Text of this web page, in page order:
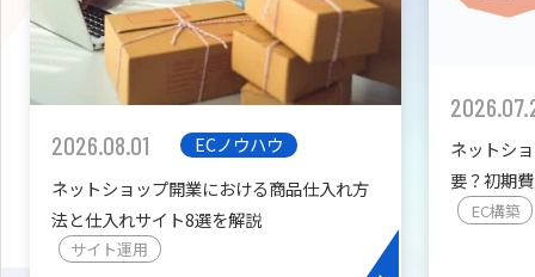
拡張プラグイン一覧
カスタマイズ開発
2026.08.01
ECノウハウ
ネットショップ開業における商品仕入れ方
法と仕入れサイト8選を解説
サイト運用
ネットシ
要？初期
を紹介
EC構築